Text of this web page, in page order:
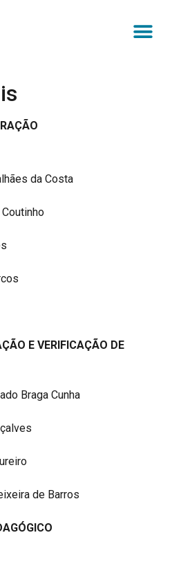
da Costa
E VERIFICAÇÃO DE
Braga Cunha
de Barros